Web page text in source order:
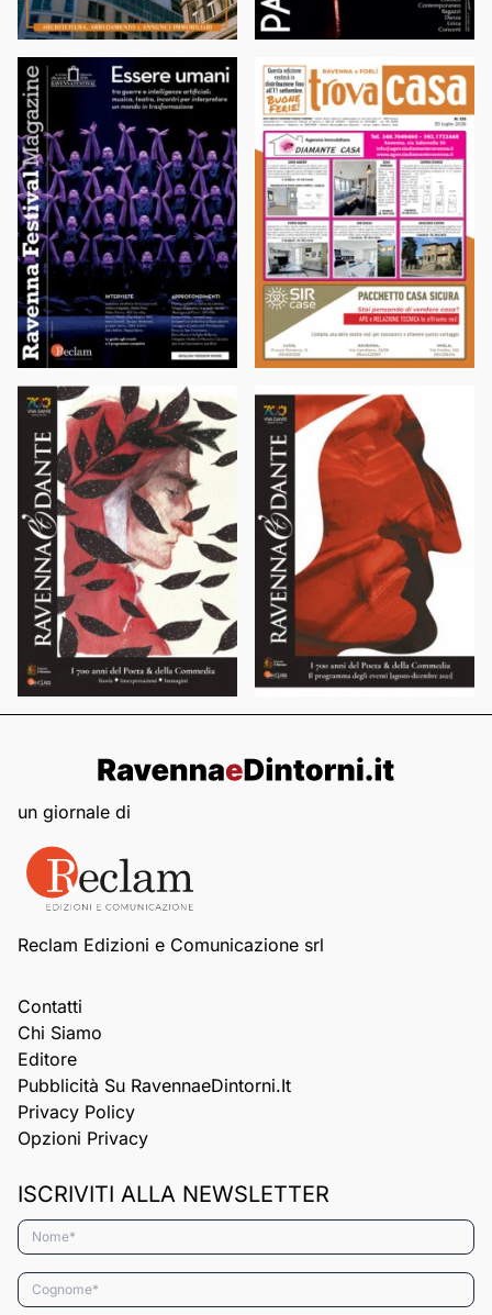
un giornale di
Reclam Edizioni e Comunicazione srl
Contatti
Chi Siamo
Editore
Pubblicità Su RavennaeDintorni.it
Privacy Policy
Opzioni Privacy
ISCRIVITI ALLA NEWSLETTER
Nome*
Cognome*